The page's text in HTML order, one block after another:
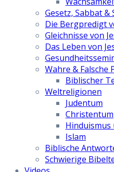
Gesetz, Sabbat &
Die Bergpredigt
Gleichnisse von
Das Leben von
Wahre & Falsche
Biblischer
Weltreligionen
Judentum
Christentum
Hinduismus
Islam
Biblische
Schwierige